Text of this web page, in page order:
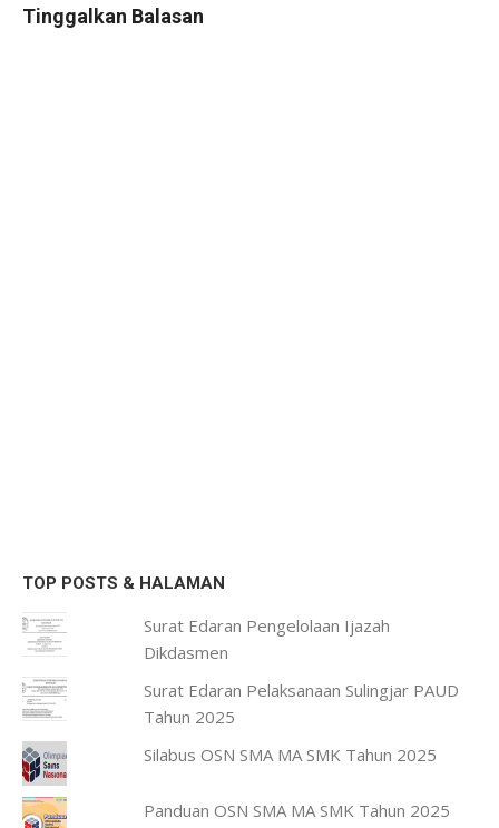
Tinggalkan Balasan
TOP POSTS & HALAMAN
Surat Edaran Pengelolaan Ijazah
Dikdasmen
Surat Edaran Pelaksanaan Sulingjar PAUD
Tahun 2025
Silabus OSN SMA MA SMK Tahun 2025
Panduan OSN SMA MA SMK Tahun 2025